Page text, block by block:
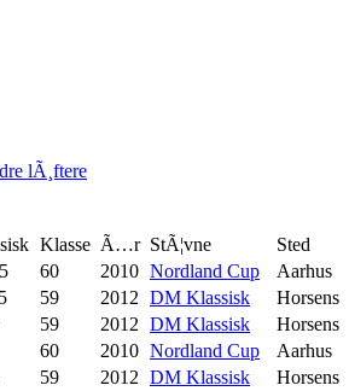
lÃ¸ftere
Klasse Ã…r StÃ¦vne
Sted
60 2010 Nordland Cup
Aarhus
59 2012 DM Klassisk
Horsens
59 2012 DM Klassisk
Horsens
60 2010 Nordland Cup
Aarhus
59 2012 DM Klassisk Horsens